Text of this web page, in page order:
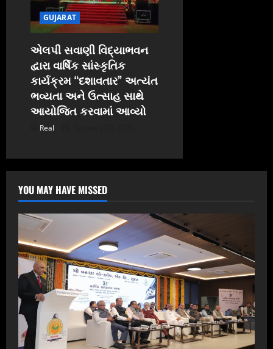
GUJARAT
એલપી સવાણી વિદ્યાભવન
દ્વારા વાર્ષિક સાંસ્કૃતિક
કાર્યક્રમ “દશાવતાર” અત્યંત
ભવ્યતા અને ઉત્સાહ સાથે
આયોજિત કરવામાં આવ્યો
Real
YOU MAY HAVE MISSED